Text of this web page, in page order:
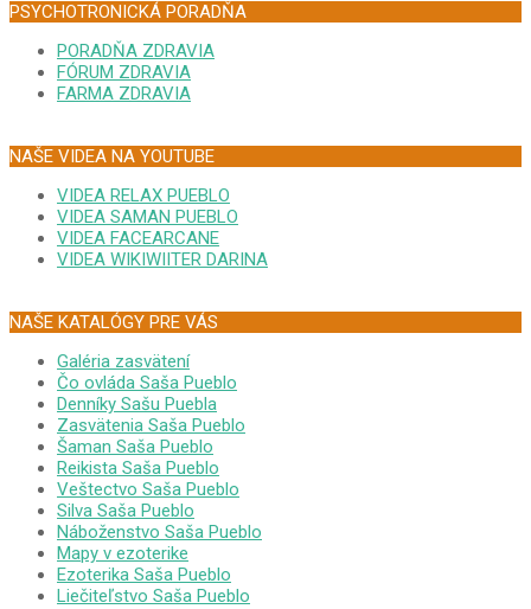
PSYCHOTRONICKÁ PORADŇA
PORADŇA ZDRAVIA
FÓRUM ZDRAVIA
FARMA ZDRAVIA
NAŠE VIDEA NA YOUTUBE
VIDEA RELAX PUEBLO
VIDEA SAMAN PUEBLO
VIDEA FACEARCANE
VIDEA WIKIWIITER DARINA
NAŠE KATALÓGY PRE VÁS
Galéria zasvätení
Čo ovláda Saša Pueblo
Denníky Sašu Puebla
Zasvätenia Saša Pueblo
Šaman Saša Pueblo
Reikista Saša Pueblo
Veštectvo Saša Pueblo
Silva Saša Pueblo
Náboženstvo Saša Pueblo
Mapy v ezoterike
Ezoterika Saša Pueblo
Liečiteľstvo Saša Pueblo